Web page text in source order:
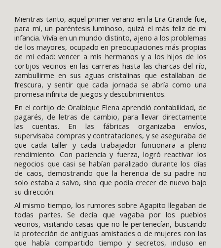
Mientras tanto, aquel primer verano en la Era Grande fue,
para mí, un paréntesis luminoso, quizá el más feliz de mi
infancia. Vivía en un mundo distinto, ajeno a los problemas
de los mayores, ocupado en preocupaciones más propias
de mi edad: vencer a mis hermanos y a los hijos de los
cortijos vecinos en las carreras hasta las charcas del río,
zambullirme en sus aguas cristalinas que estallaban de
frescura, y sentir que cada jornada se abría como una
promesa infinita de juegos y descubrimientos.
En el cortijo de Oraibique Elena aprendió contabilidad, de
pagarés, de letras de cambio, para llevar directamente
las cuentas. En las fábricas organizaba envíos,
supervisaba compras y contrataciones, y se aseguraba de
que cada taller y cada trabajador funcionara a pleno
rendimiento. Con paciencia y fuerza, logró reactivar los
negocios que casi se habían paralizado durante los días
de caos, demostrando que la herencia de su padre no
solo estaba a salvo, sino que podía crecer de nuevo bajo
su dirección.
Al mismo tiempo, los rumores sobre Agapito llegaban de
todas partes. Se decía que vagaba por los pueblos
vecinos, visitando casas que no le pertenecían, buscando
la protección de antiguas amistades o de mujeres con las
que había compartido tiempo y secretos, incluso en